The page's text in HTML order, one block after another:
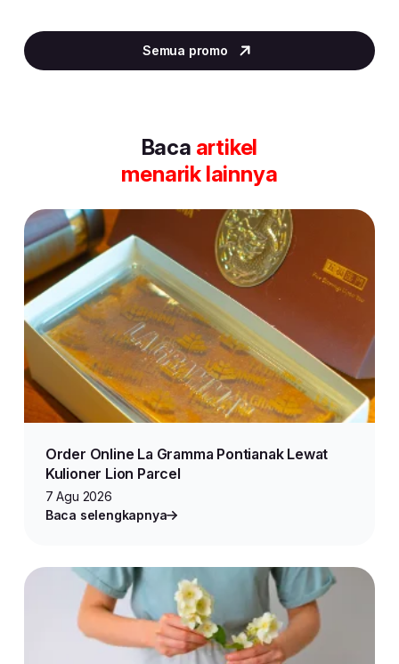
2
of
Semua promo
Baca artikel
menarik lainnya
Order Online La Gramma Pontianak Lewat
Kulioner Lion Parcel
7 Agu 2026
Baca selengkapnya